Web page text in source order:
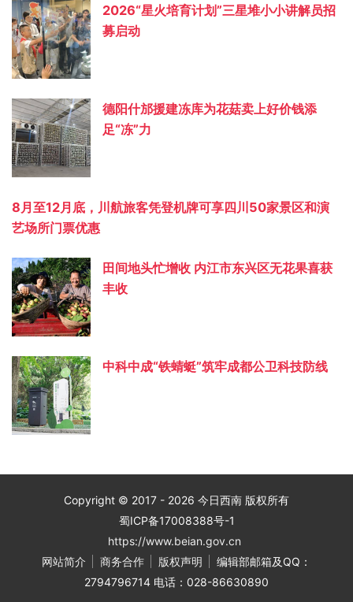
2026“星火培育计划”三星堆小小讲解员招
募启动
德阳什邡援建冻库为花菇卖上好价钱添
足“冻”力
8月至12月底，川航旅客凭登机牌可享四川50家景区和演
艺场所门票优惠
田间地头忙增收 内江市东兴区无花果喜获
丰收
中科中成“铁蜻蜓”筑牢成都公卫科技防线
Copyright © 2017 - 2026 今日西南 版权所有
蜀ICP备17008388号-1
https://www.beian.gov.cn
网站简介
商务合作 版权声明
编辑部邮箱及QQ：
2794796714 电话：028-86630890